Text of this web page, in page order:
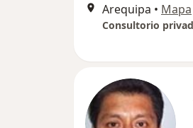
Arequipa • Mapa
Consultorio